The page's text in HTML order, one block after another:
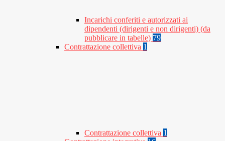
Incarichi conferiti e autorizzati ai
dipendenti (dirigenti e non dirigenti) (da
pubblicare in tabelle) 79
Contrattazione collettiva 1
Contrattazione collettiva 1